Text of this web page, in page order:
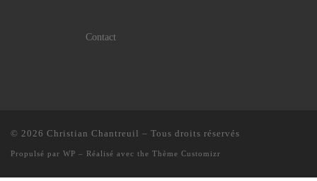
Contact
© 2026 Christian Chantreuil – Tous droits réservés
Propulsé par WP – Réalisé avec the Thème Customizr